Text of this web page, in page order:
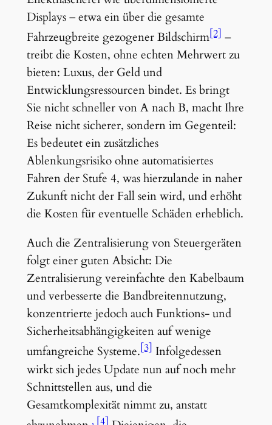
Displays – etwa ein über die gesamte
Fahrzeugbreite gezogener Bildschirm[2] –
treibt die Kosten, ohne echten Mehrwert zu
bieten: Luxus, der Geld und
Entwicklungsressourcen bindet. Es bringt
Sie nicht schneller von A nach B, macht Ihre
Reise nicht sicherer, sondern im Gegenteil:
Es bedeutet ein zusätzliches
Ablenkungsrisiko ohne automatisiertes
Fahren der Stufe 4, was hierzulande in naher
Zukunft nicht der Fall sein wird, und erhöht
die Kosten für eventuelle Schäden erheblich.
Auch die Zentralisierung von Steuergeräten
folgt einer guten Absicht: Die
Zentralisierung vereinfachte den Kabelbaum
und verbesserte die Bandbreitennutzung,
konzentrierte jedoch auch Funktions- und
Sicherheitsabhängigkeiten auf wenige
umfangreiche Systeme.[3] Infolgedessen
wirkt sich jedes Update nun auf noch mehr
Schnittstellen aus, und die
Gesamtkomplexität nimmt zu, anstatt
[4]